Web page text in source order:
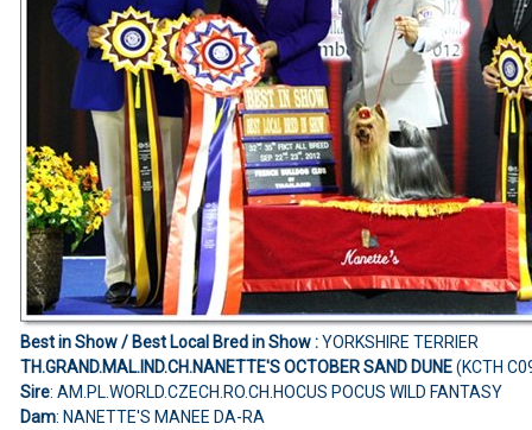
Best in Show /Best Local Bred in Show:YORKSHIRE TERRIER
TH.GRAND.MAL.IND.CH.NANETTE'S OCTOBER SAND DUNE(KCTH
Sire: AM.PL.WORLD.CZECH.RO.CH.HOCUS POCUS WILD FANTASY
Dam: NANETTE'S MANEE DA-RA